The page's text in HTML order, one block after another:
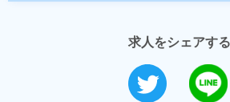
求人をシェアする